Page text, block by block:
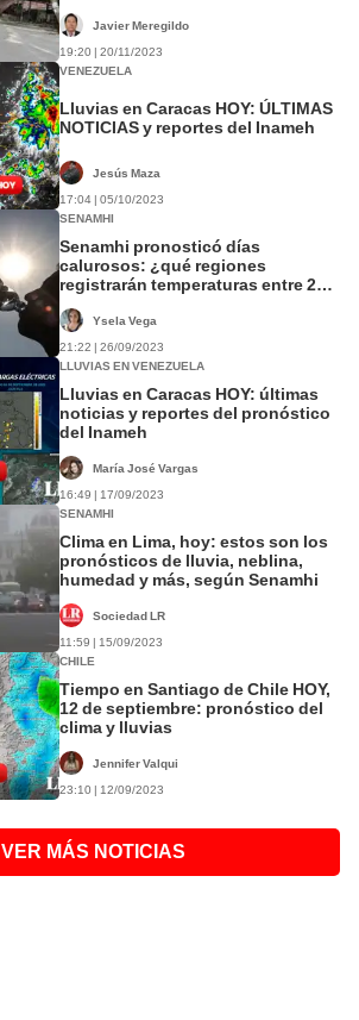
Javier Meregildo
19:20 | 20/11/2023
VENEZUELA
Lluvias en Caracas HOY: ÚLTIMAS
NOTICIAS y reportes del Inameh
Jesús Maza
17:04 | 05/10/2023
SENAMHI
Senamhi pronosticó días
calurosos: ¿qué regiones
registrarán temperaturas entre 22
Ysela Vega
21:22 | 26/09/2023
LLUVIAS EN VENEZUELA
Lluvias en Caracas HOY: últimas
noticias y reportes del pronóstico
del Inameh
María José Vargas
16:49 | 17/09/2023
SENAMHI
Clima en Lima, hoy: estos son los
pronósticos de lluvia, neblina,
humedad y más, según Senamhi
Sociedad LR
11:59 | 15/09/2023
CHILE
Tiempo en Santiago de Chile HOY,
12 de septiembre: pronóstico del
clima y lluvias
Jennifer Valqui
23:10 | 12/09/2023
VER MÁS NOTICIAS